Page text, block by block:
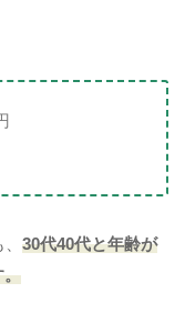
30代40代と年齢が
。